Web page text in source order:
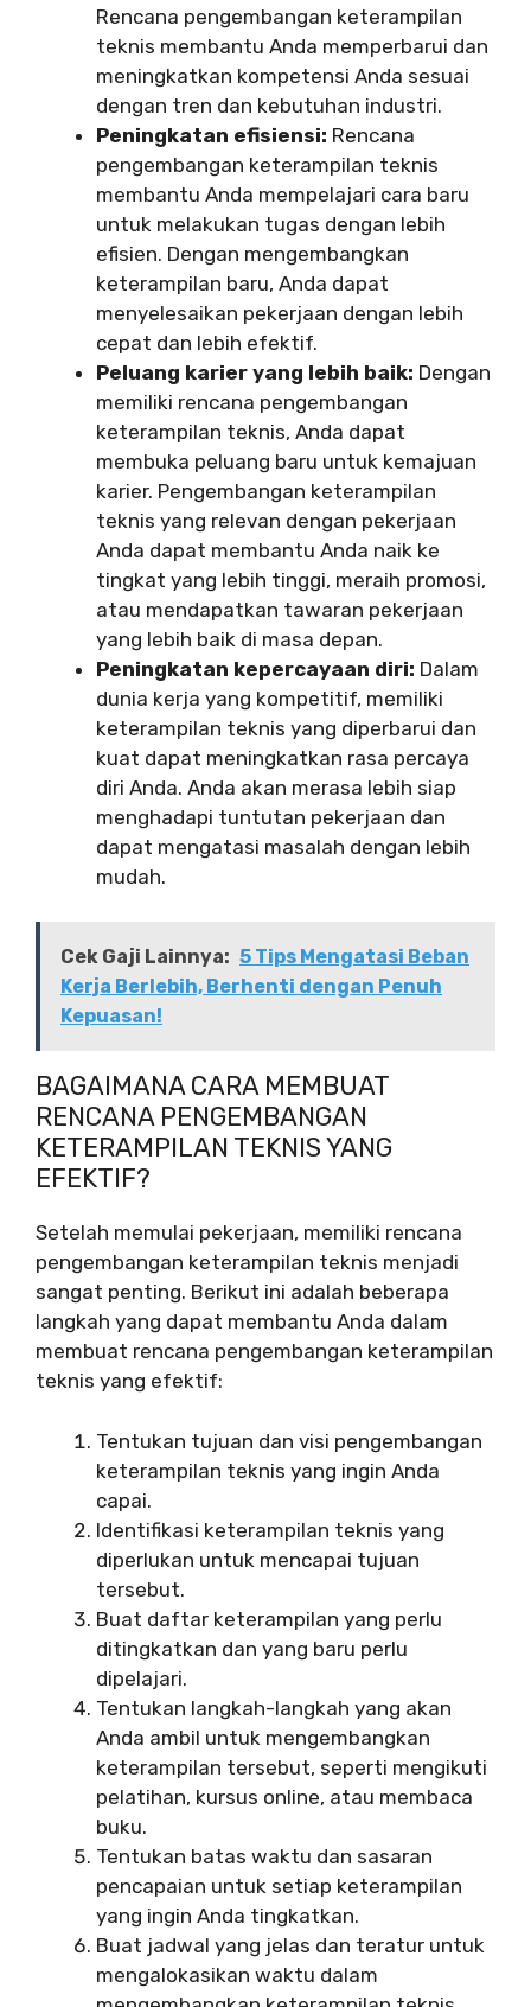
Rencana pengembangan keterampilan
teknis membantu Anda memperbarui dan
meningkatkan kompetensi Anda sesuai
dengan tren dan kebutuhan industri.
Peningkatan efisiensi: Rencana
pengembangan keterampilan teknis
membantu Anda mempelajari cara baru
untuk melakukan tugas dengan lebih
efisien. Dengan mengembangkan
keterampilan baru, Anda dapat
menyelesaikan pekerjaan dengan lebih
cepat dan lebih efektif.
Peluang karier yang lebih baik: Dengan
memiliki rencana pengembangan
keterampilan teknis, Anda dapat
membuka peluang baru untuk kemajuan
karier. Pengembangan keterampilan
teknis yang relevan dengan pekerjaan
Anda dapat membantu Anda naik ke
tingkat yang lebih tinggi, meraih promosi,
atau mendapatkan tawaran pekerjaan
yang lebih baik di masa depan.
Peningkatan kepercayaan diri: Dalam
dunia kerja yang kompetitif, memiliki
keterampilan teknis yang diperbarui dan
kuat dapat meningkatkan rasa percaya
diri Anda. Anda akan merasa lebih siap
menghadapi tuntutan pekerjaan dan
dapat mengatasi masalah dengan lebih
mudah.
Cek Gaji Lainnya: 5 Tips Mengatasi Beban
Kerja Berlebih, Berhenti dengan Penuh
Kepuasan!
BAGAIMANA CARA MEMBUAT
RENCANA PENGEMBANGAN
KETERAMPILAN TEKNIS YANG
EFEKTIF?
Setelah memulai pekerjaan, memiliki rencana
pengembangan keterampilan teknis menjadi
sangat penting. Berikut ini adalah beberapa
langkah yang dapat membantu Anda dalam
membuat rencana pengembangan keterampilan
teknis yang efektif:
Tentukan tujuan dan visi pengembangan
keterampilan teknis yang ingin Anda
capai.
Identifikasi keterampilan teknis yang
diperlukan untuk mencapai tujuan
tersebut.
Buat daftar keterampilan yang perlu
ditingkatkan dan yang baru perlu
dipelajari.
Tentukan langkah-langkah yang akan
Anda ambil untuk mengembangkan
keterampilan tersebut, seperti mengikuti
pelatihan, kursus online, atau membaca
buku.
Tentukan batas waktu dan sasaran
pencapaian untuk setiap keterampilan
yang ingin Anda tingkatkan.
Buat jadwal yang jelas dan teratur untuk
mengalokasikan waktu dalam